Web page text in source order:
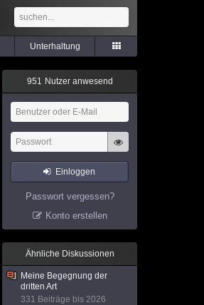
Unterhaltung
951 Nutzer anwesend
Einloggen
Passwort vergessen?
Konto erstellen
Ähnliche Diskussionen
Meine Begegnung der
dritten Art
331 Beiträge bis 2026